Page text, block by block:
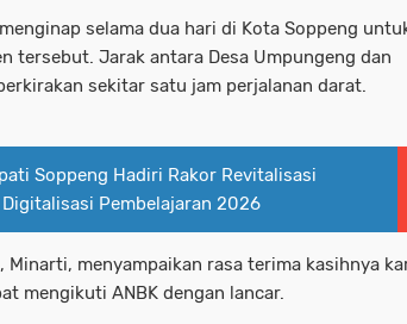
selama dua hari di Kota Soppeng
tersebut. Jarak antara Desa Umpungeng dan
sekitar satu jam perjalanan darat.
Soppeng Hadiri Rakor Revitalisasi
Pembelajaran 2026
Minarti, menyampaikan rasa terima kasihnya
mengikuti ANBK dengan lancar.